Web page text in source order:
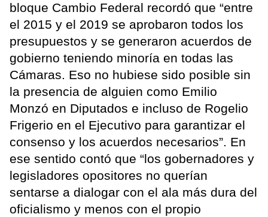
bloque Cambio Federal recordó que “entre
el 2015 y el 2019 se aprobaron todos los
presupuestos y se generaron acuerdos de
gobierno teniendo minoría en todas las
Cámaras. Eso no hubiese sido posible sin
la presencia de alguien como Emilio
Monzó en Diputados e incluso de Rogelio
Frigerio en el Ejecutivo para garantizar el
consenso y los acuerdos necesarios”. En
ese sentido contó que “los gobernadores y
legisladores opositores no querían
sentarse a dialogar con el ala más dura del
oficialismo y menos con el propio